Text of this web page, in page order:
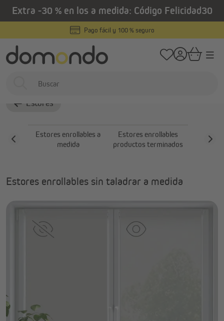
principal
Extra -30 % en los a medida: Código Felicidad30
Pago fácil y 100 % seguro
Home Estores interiores / Estores / Estores enrollables sin taladrar
Estores enrollables sin
taladrar
Estores
Estores enrollables a
medida
Estores enrollables
productos terminados
sin
Estores enrollables sin taladrar a medida